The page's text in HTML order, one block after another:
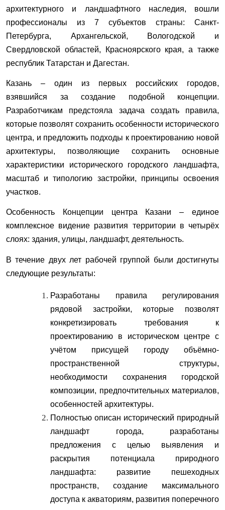
архитектурного и ландшафтного наследия, вошли
профессионалы из 7 субъектов страны: Санкт-
Петербурга, Архангельской, Вологодской и
Свердловской областей, Красноярского края, а также
республик Татарстан и Дагестан.
Казань – один из первых российских городов,
взявшийся за создание подобной концепции.
Разработчикам предстояла задача создать правила,
которые позволят сохранить особенности исторического
центра, и предложить подходы к проектированию новой
архитектуры, позволяющие сохранить основные
характеристики исторического городского ландшафта,
масштаб и типологию застройки, принципы освоения
участков.
Особенность Концепции центра Казани – единое
комплексное видение развития территории в четырёх
слоях: здания, улицы, ландшафт, деятельность.
В течение двух лет рабочей группой были достигнуты
следующие результаты:
Разработаны правила регулирования
рядовой застройки, которые позволят
конкретизировать требования к
проектированию в историческом центре с
учётом присущей городу объёмно-
пространственной структуры,
необходимости сохранения городской
композиции, предпочтительных материалов,
особенностей архитектуры.
Полностью описан исторический природный
ландшафт города, разработаны
предложения с целью выявления и
раскрытия потенциала природного
ландшафта: развитие пешеходных
пространств, создание максимального
доступа к акваториям, развития поперечного